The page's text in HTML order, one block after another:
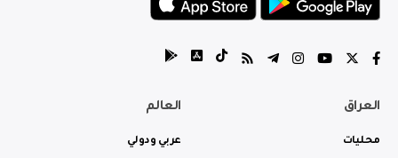
العراق
محليات
العالم
عربي ودولي